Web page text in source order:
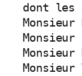
dont les
Monsieur
Monsieur
Monsieur
Monsieur